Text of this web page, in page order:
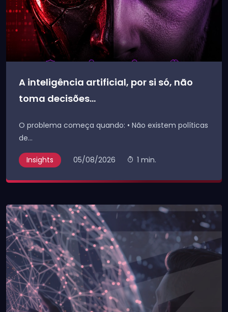
A inteligência artificial, por si só, não
toma decisões...
O problema começa quando: • Não existem políticas
de...
Insights 05/08/2026 1 min.